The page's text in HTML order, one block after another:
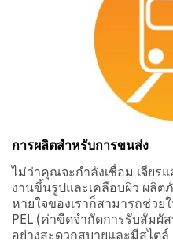
การผลิตสำหรับการขนส่ง
ไม่ว่าคุณจะกำลังเชื่อม เจียร
งานขึ้นรูปและเคลือบผิว ผลิ
หายใจของเราก็สามารถช่ว
PEL (ค่าขีดจำกัดการรับสัม
อย่างสะดวกสบายและมีสไตล์